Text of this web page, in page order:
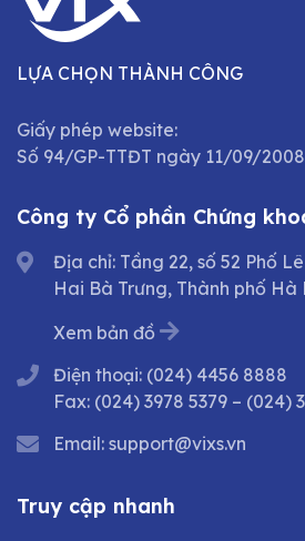
LỰA CHỌN THÀNH CÔNG
Giấy phép website:
Số 94/GP-TTĐT ngày 11/09/2008
Công ty Cổ phần Chứng
Địa chỉ: Tầng 22, số 52 Phố
Hai Bà Trưng, Thành phố Hà
Xem bản đồ
Điện thoại: (024) 4456 8888
Fax: (024) 3978 5379 – (024)
Email: support@vixs.vn
Truy cập nhanh